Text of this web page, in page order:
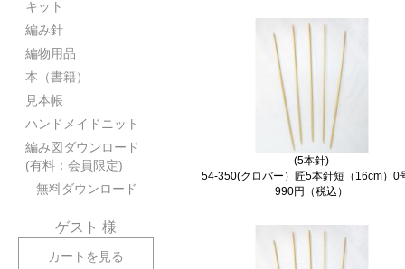
キット
編み針
編物用品
本（書籍）
見本帳
ハンドメイドニット
編み図ダウンロード
(有料：会員限定)
無料ダウンロード
ゲスト 様
カートを見る
(5本針)
54-350(クロバー）匠5本針短（16cm
990円（税込）